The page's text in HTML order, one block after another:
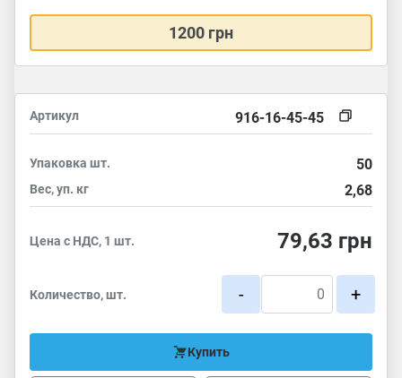
1200 грн
Артикул 916-16-45-45
Упаковка шт. 50
Вес, уп. кг 2,68
Цена с НДС, 1 шт. 79,63 грн
Количество, шт. - +
Купить